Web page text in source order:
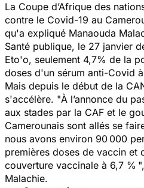
La Coupe d’Afrique des
contre le Covid-19 au
qu'a expliqué Manaouda
Santé publique, le 27 janvier
Eto'o, seulement 4,7% de la
doses d'un sérum anti-Covid
Mais depuis le début de la
s'accélère. "À l’annonce du
aux stades par la CAF et le
Camerounais sont allés se
nous avons environ 90 000
premières doses de vaccin et
couverture vaccinale à 6,7 % ",
Malachie.